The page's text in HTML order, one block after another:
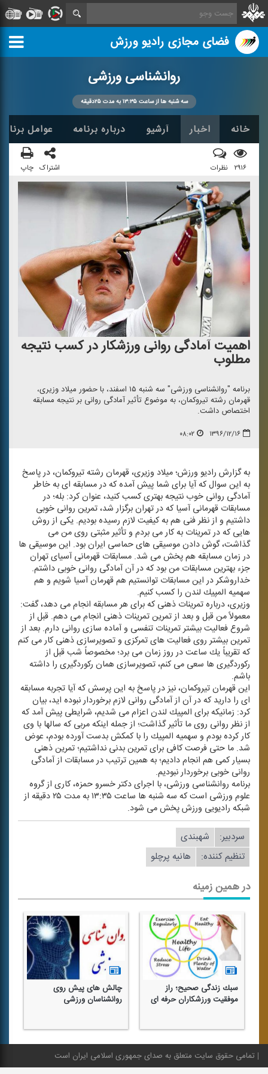
فضای مجازی رادیو ورزش
روانشناسی ورزشی
سه شنبه ها از ساعت ۱۳:۳۵ به مدت ۲۵دقیقه
خانه اخبار آرشیو درباره برنامه عوامل برنامه
۲۹۱۶ نظرات اشتراک چاپ
اهمیت آمادگی روانی ورزشكار در كسب نتیجه
مطلوب
برنامه "روانشناسی ورزشی" سه شنبه ۱۵ اسفند، با حضور میلاد وزیری،
قهرمان رشته تیروكمان، به موضوع تأثیر آمادگی روانی بر نتیجه مسابقه
اختصاص داشت.
۱۳۹۶/۱۲/۱۶ ۰۸:۰۲
به گزارش رادیو ورزش؛ میلاد وزیری، قهرمان رشته تیروكمان، در پاسخ
به این سوال كه آیا برای شما پیش آمده كه در مسابقه ای به خاطر
آمادگی روانی خوب نتیجه بهتری كسب كنید، عنوان كرد: بله؛ در
مسابقات قهرمانی آسیا كه در تهران برگزار شد، تمرین روانی خوبی
داشتیم و از نظر فنی هم به كیفیت لازم رسیده بودیم. یكی از روش
هایی كه در تمرینات به كار می بردم و تأثیر مثبتی روی من می
گذاشت، گوش دادن موسیقی های حماسی ایران بود. این موسیقی ها
در زمان مسابقه هم پخش می شد. مسابقات قهرمانی آسیای تهران
جزء بهترین مسابقات من بود كه در آن آمادگی روانی خوبی داشتم.
خداروشكر در این مسابقات توانستیم هم قهرمان آسیا شویم و هم
سهمیه المپیك لندن را كسب كنیم.
وزیری، درباره تمرینات ذهنی كه برای هر مسابقه انجام می دهد، گفت:
معمولاً من قبل و بعد از تمرین تمرینات ذهنی انجام می دهم. قبل از
شروع فعالیت بیشتر تمرینات تنفسی و آماده سازی روانی دارم. بعد از
تمرین بیشتر روی فعالیت های تمركزی و تصویرسازی ذهنی كار می كنم
كه تقریباً یك ساعت در روز زمان می برد؛ مخصوصاً شب قبل از
ركوردگیری ها سعی می كنم، تصویرسازی همان ركوردگیری را داشته
باشم.
این قهرمان تیروكمان، نیز در پاسخ به این پرسش كه آیا تجربه مسابقه
ای را دارید كه در آن از آمادگی روانی لازم برخوردار نبوده اید، بیان
كرد: زمانیكه برای المپیك لندن اعزام می شدیم، شرایطی پیش آمد كه
از نظر روانی روی ما تأثیر گذاشت؛ از جمله اینكه مربی كه سالها با وی
كار كرده بودم و سهمیه المپیك را با كمكش بدست آورده بودم، عوض
شد. ما حتی فرصت كافی برای تمرین بدنی نداشتیم؛ تمرین ذهنی
بسیار كمی هم انجام دادیم؛ به همین ترتیب در مسابقات از آمادگی
روانی خوبی برخوردار نبودیم.
برنامه روانشناسی ورزشی، با اجرای دكتر خسرو حمزه، كاری از گروه
علوم ورزشی است كه سه شنبه ها ساعت ۱۳:۳۵ به مدت ۲۵ دقیقه از
شبكه رادیویی ورزش پخش می شود.
سردبیر:
شهبندی
تنظیم كننده:
هانیه پرچلو
در همین زمینه
سبك زندگی صحیح؛ راز
موفقیت ورزشكاران حرفه ای
چالش های پیش روی
روانشناسان ورزشی
تمامی حقوق سایت متعلق به صدای جمهوری اسلامی ایران است